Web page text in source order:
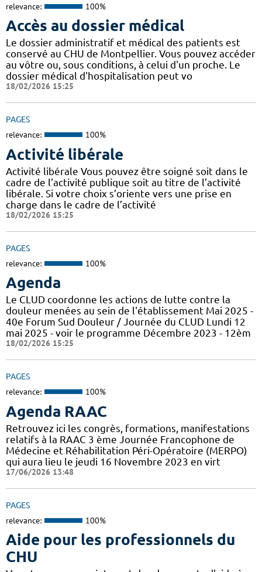
relevance: 100%
Accès au dossier médical
Le dossier administratif et médical des patients est
conservé au CHU de Montpellier. Vous pouvez accéder
au vôtre ou, sous conditions, à celui d'un proche. Le
dossier médical d'hospitalisation peut vo
18/02/2026 15:25
PAGES
relevance: 100%
Activité libérale
Activité libérale Vous pouvez être soigné soit dans le
cadre de l’activité publique soit au titre de l’activité
libérale. Si votre choix s’oriente vers une prise en
charge dans le cadre de l’activité
18/02/2026 15:25
PAGES
relevance: 100%
Agenda
Le CLUD coordonne les actions de lutte contre la
douleur menées au sein de l'établissement Mai 2025 -
40e Forum Sud Douleur / Journée du CLUD Lundi 12
mai 2025 - voir le programme Décembre 2023 - 12èm
18/02/2026 15:25
PAGES
relevance: 100%
Agenda RAAC
Retrouvez ici les congrès, formations, manifestations
relatifs à la RAAC 3 ème Journée Francophone de
Médecine et Réhabilitation Péri-Opératoire (MERPO)
qui aura lieu le jeudi 16 Novembre 2023 en virt
17/06/2026 13:48
PAGES
relevance: 100%
Aide pour les professionnels du
CHU